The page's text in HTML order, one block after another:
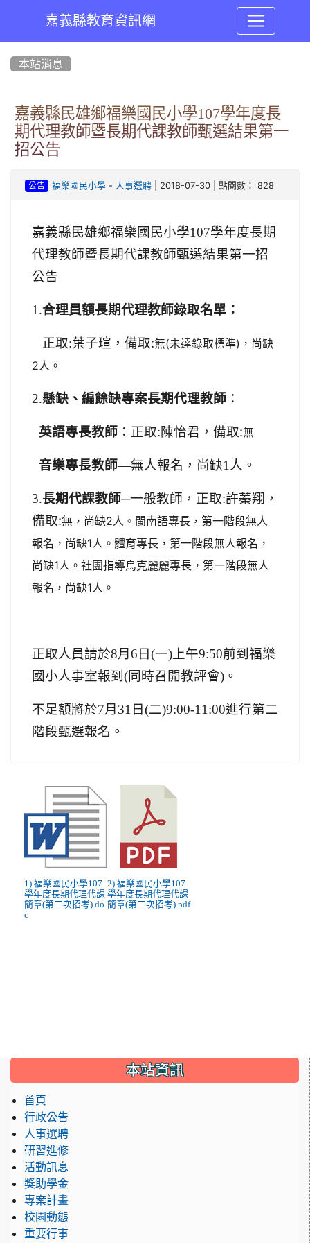
嘉義縣教育資訊網
本站消息
嘉義縣民雄鄉福樂國民小學107學年度長
期代理教師暨長期代課教師甄選結果第一
招公告
公告 福樂國民小學- 人事選聘| 2018-07-30 | 點閱數： 828
嘉義縣民雄鄉福樂國民小學107學年度長期
代理教師暨長期代課教師甄選結果第一招
公告
1.合理員額長期代理教師錄取名單：
正取:葉子瑄，備取:無(未達錄取標準)，尚缺
2人。
2.懸缺、編餘缺專案長期代理教師 ：
英語專長教師 ：正取:陳怡君，備取:無
音樂專長教師—無人報名，尚缺1 人。
3.長期代課教師─一般教師，正取:許蓁翔，
備取:無，尚缺2人。閩南語專長，第一階段無人
報名，尚缺1人。體育專長，第一階段無人報名，
尚缺1人。社團指導烏克麗麗專長，第一階段無人
報名，尚缺1人。
正取人員請於8月6日(一)上午9:50前到福樂
國小人事室報到(同時召開教評會)。
不足額將於7月31日(二)9:00-11:00進行第二
階段甄選報名。
1) 福樂國民小學107
學年度長期代理代課
簡章(第二次招考).do
c
2) 福樂國民小學107
學年度長期代理代課
簡章(第二次招考).pdf
::: 本站資訊
首頁
行政公告
人事選聘
研習進修
活動訊息
獎助學金
專案計畫
校園動態
重要行事